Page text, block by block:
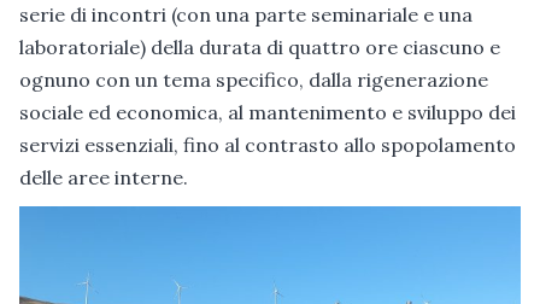
serie di incontri (con una parte seminariale e una
laboratoriale) della durata di quattro ore ciascuno e
ognuno con un tema specifico, dalla rigenerazione
sociale ed economica, al mantenimento e sviluppo dei
servizi essenziali, fino al contrasto allo spopolamento
delle aree interne.